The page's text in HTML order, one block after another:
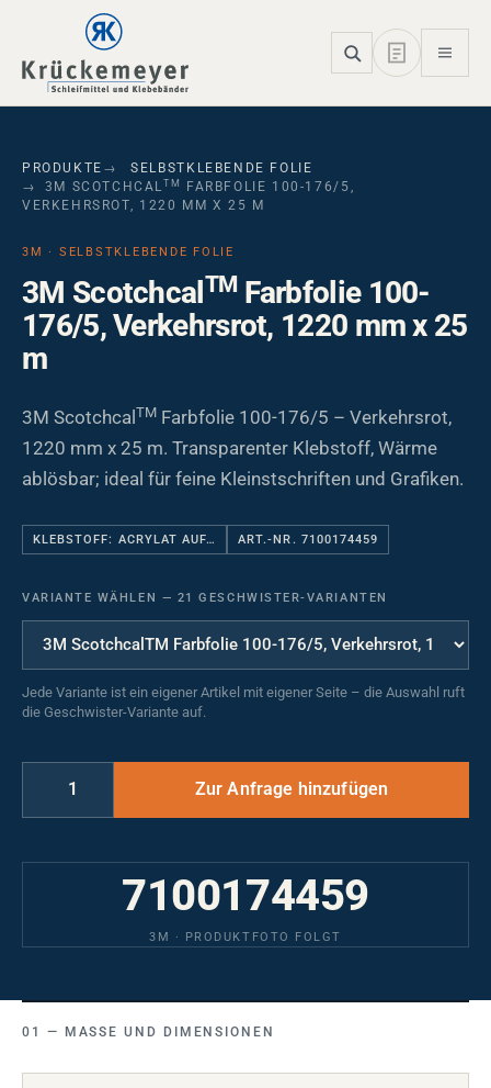
Skip to main navigation
Skip to main content
Skip to page footer
PRODUKTE
SELBSTKLEBENDE FOLIE
3M SCOTCHCAL TM
FARBFOLIE 100-176/5,
VERKEHRSROT, 1220 MM X 25 M
3M · SELBSTKLEBENDE FOLIE
3M ScotchcalTMFarbfolie 100-
176/5, Verkehrsrot, 1220 mm x 25
m
3M Scotchcal TM Farbfolie 100-176/5 – Verkehrsrot,
1220 mm x 25 m. Transparenter Klebstoff, Wärme
ablösbar; ideal für feine Kleinstschriften und Grafiken.
KLEBSTOFF: ACRYLAT AUF… ART.-NR. 7100174459
VARIANTE WÄHLEN — 21 GESCHWISTER-VARIANTEN
Jede Variante ist ein eigener Artikel mit eigener Seite – die Auswahl ruft
die Geschwister-Variante auf.
7100174459
3M · PRODUKTFOTO FOLGT
MASSE UND DIMENSIONEN